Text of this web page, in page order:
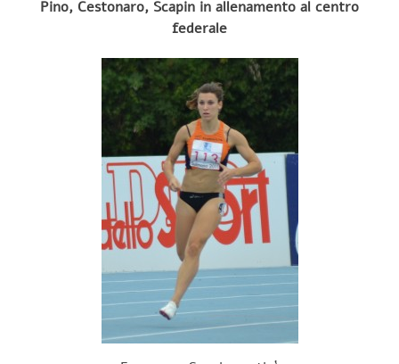
Pino, Cestonaro, Scapin in allenamento al centro
federale